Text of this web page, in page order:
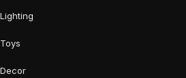
Lighting
Toys
Decor